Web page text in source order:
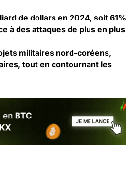
de dollars en 2024, soit 61%
à des attaques de plus en plus
militaires nord-coréens,
tout en contournant les